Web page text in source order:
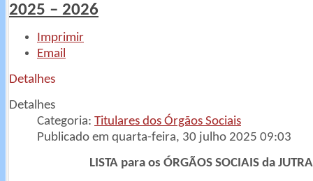
2025 – 2026
Imprimir
Email
Detalhes
Detalhes
Categoria: Titulares dos Órgãos Sociais
Publicado em quarta-feira, 30 julho 2025 09:03
LISTA para os ÓRGÃOS SOCIAIS da JUTRA